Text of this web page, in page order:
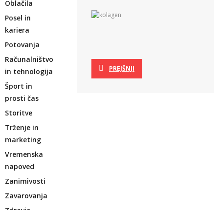
PREJŠNJI
Oblačila
Posel in
kariera
Potovanja
Računalništvo
in tehnologija
Šport in
prosti čas
Storitve
Trženje in
marketing
Vremenska
napoved
Zanimivosti
Zavarovanja